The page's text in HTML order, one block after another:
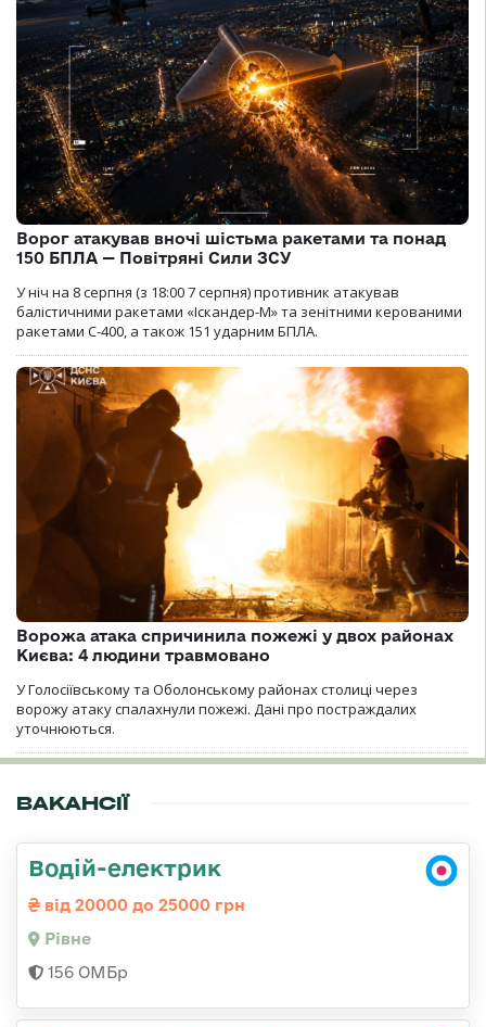
Ворог атакував вночі шістьма ракетами та понад
150 БПЛА — Повітряні Сили ЗСУ
У ніч на 8 серпня (з 18:00 7 серпня) противник атакував
балістичними ракетами «Іскандер-М» та зенітними керованими
ракетами С-400, а також 151 ударним БПЛА.
Ворожа атака спричинила пожежі у двох районах
Києва: 4 людини травмовано
У Голосіївському та Оболонському районах столиці через
ворожу атаку спалахнули пожежі. Дані про постраждалих
уточнюються.
ВАКАНСІЇ
Водій-електрик
від 20000 до 25000 грн
Рівне
156 ОМБр